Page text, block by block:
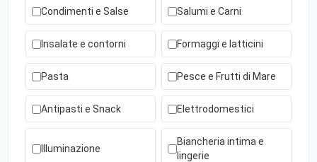
Condimenti e Salse Salumi e Carni
Insalate e contorni Formaggi e latticini
Pasta Pesce e Frutti di Mare
Antipasti e Snack Elettrodomestici
Illuminazione
Biancheria intima e
lingerie